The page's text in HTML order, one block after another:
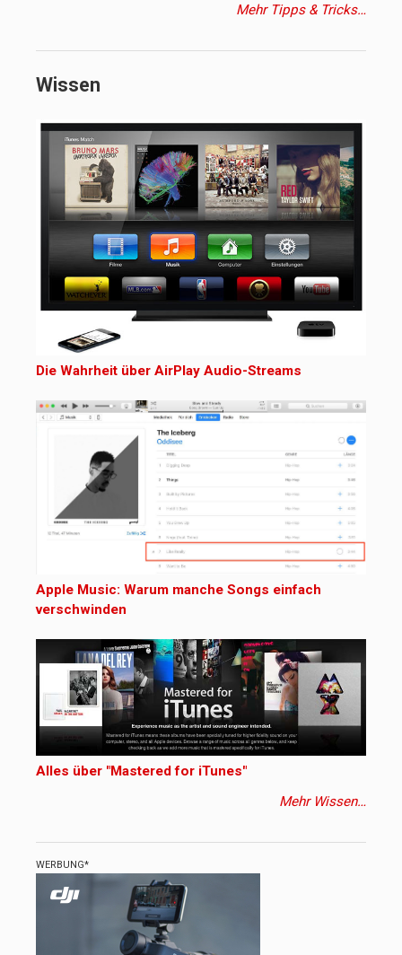
Mehr Tipps & Tricks…
Wissen
Die Wahrheit über AirPlay Audio-Streams
Apple Music: Warum manche Songs einfach
verschwinden
Alles über "Mastered for iTunes"
Mehr Wissen…
WERBUNG*